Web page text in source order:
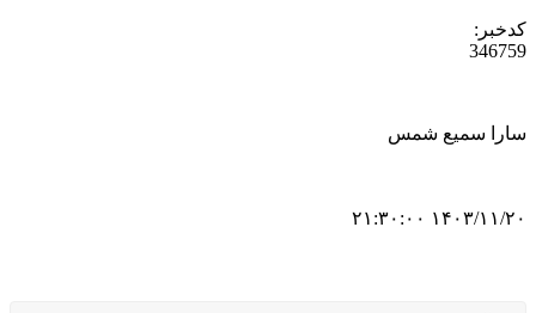
کدخبر:
346759
سارا سمیع شمس
۱۴۰۳/۱۱/۲۰ ۲۱:۳۰:۰۰